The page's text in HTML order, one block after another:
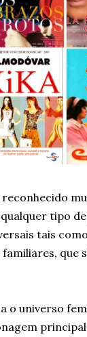
tipo
tais
que
o universo